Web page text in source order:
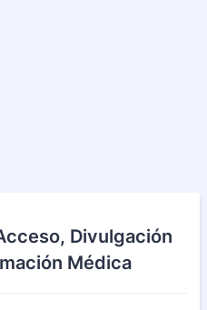
Divulgación
Médica